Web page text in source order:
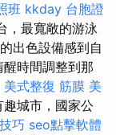
班 kkday 台胞證
，最寬敞的游泳
出色設備感到自
時間調整到那
美式整復 筋膜 美
城市，國家公
巧 seo點擊軟體